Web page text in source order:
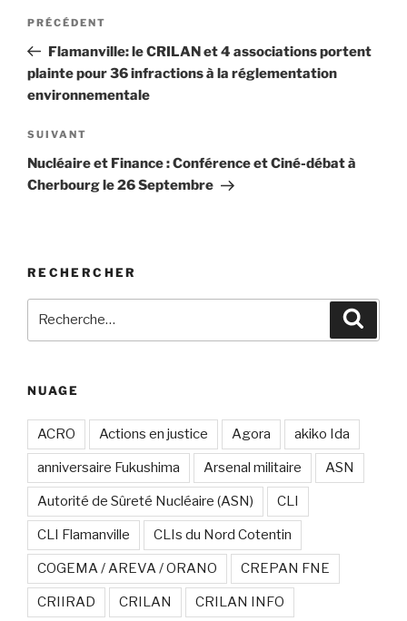
Navigation
l’article
Article
précédent
PRÉCÉDENT
Flamanville: le CRILAN et 4 associations portent
plainte pour 36 infractions à la réglementation
environnementale
Article
suivant
SUIVANT
Nucléaire et Finance : Conférence et Ciné-débat à
Cherbourg le 26 Septembre
RECHERCHER
NUAGE
ACRO Actions en justice Agora akiko Ida
anniversaire Fukushima Arsenal militaire ASN
Autorité de Sûreté Nucléaire (ASN) CLI
CLI Flamanville CLIs du Nord Cotentin
COGEMA / AREVA / ORANO CREPAN FNE
CRIIRAD CRILAN CRILAN INFO